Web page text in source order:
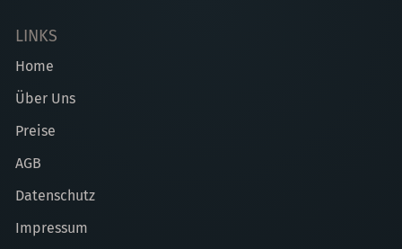
LINKS
Home
Über Uns
Preise
AGB
Datenschutz
Impressum